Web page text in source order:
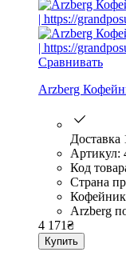
Сравнивать
Arzberg
Доставка
Артикул:
Код
Страна
Arzberg
4 171₴
Купить